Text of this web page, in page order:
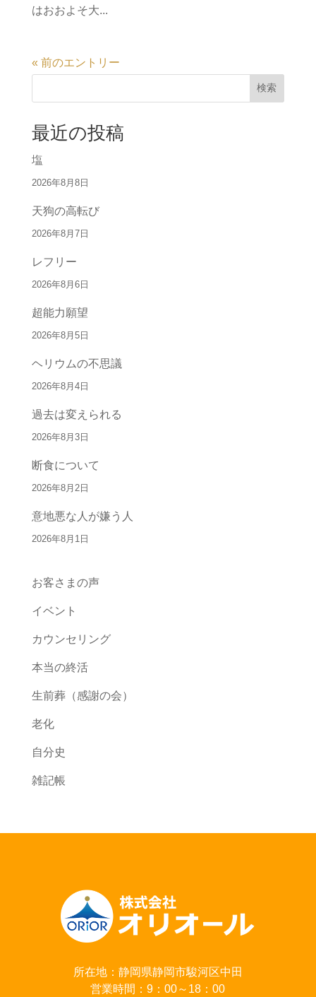
はおおよそ大...
« 前のエントリー
検索
最近の投稿
塩
2026年8月8日
天狗の高転び
2026年8月7日
レフリー
2026年8月6日
超能力願望
2026年8月5日
ヘリウムの不思議
2026年8月4日
過去は変えられる
2026年8月3日
断食について
2026年8月2日
意地悪な人が嫌う人
2026年8月1日
お客さまの声
イベント
カウンセリング
本当の終活
生前葬（感謝の会）
老化
自分史
雑記帳
所在地：静岡県静岡市駿河区中田
営業時間：9：00～18：00